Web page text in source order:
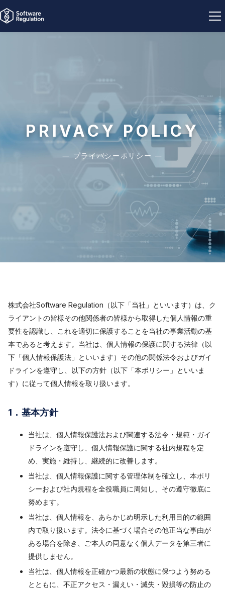
SaMD LIST
PRIVACY POLICY
― プライバシーポリシー ―
株式会社Software Regulation（以下「当社」といいます）は、ク
ライアントの皆様その他関係者の皆様から取得した個人情報の重
要性を認識し、これを適切に保護することを当社の事業活動の基
本であると考えます。当社は、個人情報の保護に関する法律（以
下「個人情報保護法」といいます）その他の関係法令およびガイ
ドラインを遵守し、以下の方針（以下「本ポリシー」といいま
す）に従って個人情報を取り扱います。
1．基本方針
当社は、個人情報保護法および関連する法令・規範・ガイ
ドラインを遵守し、個人情報保護に関する社内規程を定
め、実施・維持し、継続的に改善します。
当社は、個人情報保護に関する管理体制を確立し、本ポリ
シーおよび社内規程を全役職員に周知し、その遵守徹底に
努めます。
当社は、個人情報を、あらかじめ明示した利用目的の範囲
内で取り扱います。法令に基づく場合その他正当な事由が
ある場合を除き、ご本人の同意なく個人データを第三者に
提供しません。
当社は、個人情報を正確かつ最新の状態に保つよう努める
とともに、不正アクセス・漏えい・滅失・毀損等の防止の